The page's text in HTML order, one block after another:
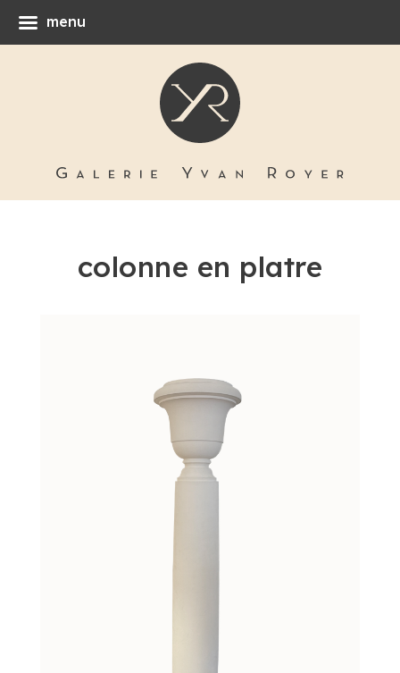
colonne en platre
menu